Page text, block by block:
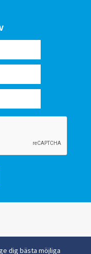
dig bästa möjliga
21 Åhus